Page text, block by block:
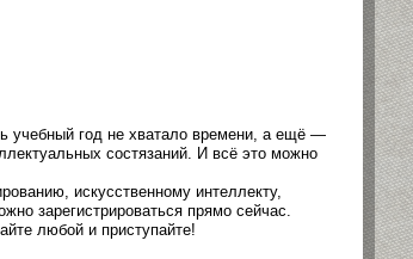
учебный год не хватало времени, а ещё —
состязаний. И всё это можно
искусственному интеллекту,
зарегистрироваться прямо сейчас.
любой и приступайте!